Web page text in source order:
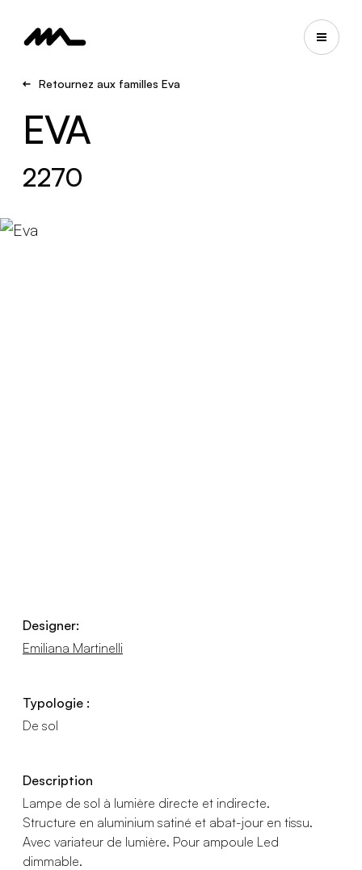
Retournez aux familles Eva
EVA
2270
Designer:
Emiliana Martinelli
Typologie :
De sol
Description
Lampe de sol à lumière directe et indirecte.
Structure en aluminium satiné et abat-jour en tissu.
Avec variateur de lumière. Pour ampoule Led
dimmable.